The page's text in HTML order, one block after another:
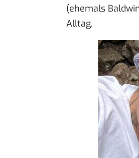
(ehemals
Alltag.